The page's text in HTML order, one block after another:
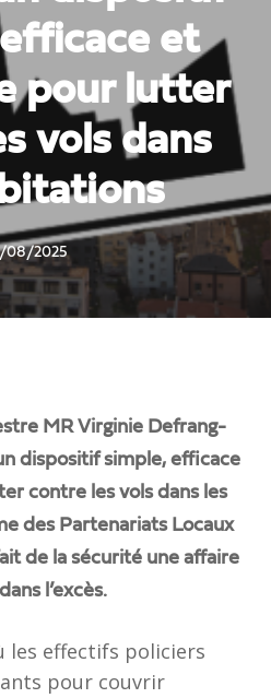
et
pour lutter
vols dans
08/2025
MR Virginie Defrang-
dispositif simple, efficace
contre les vols dans les
des Partenariats Locaux
de la sécurité une affaire
l’excès.
les effectifs policiers
pour couvrir